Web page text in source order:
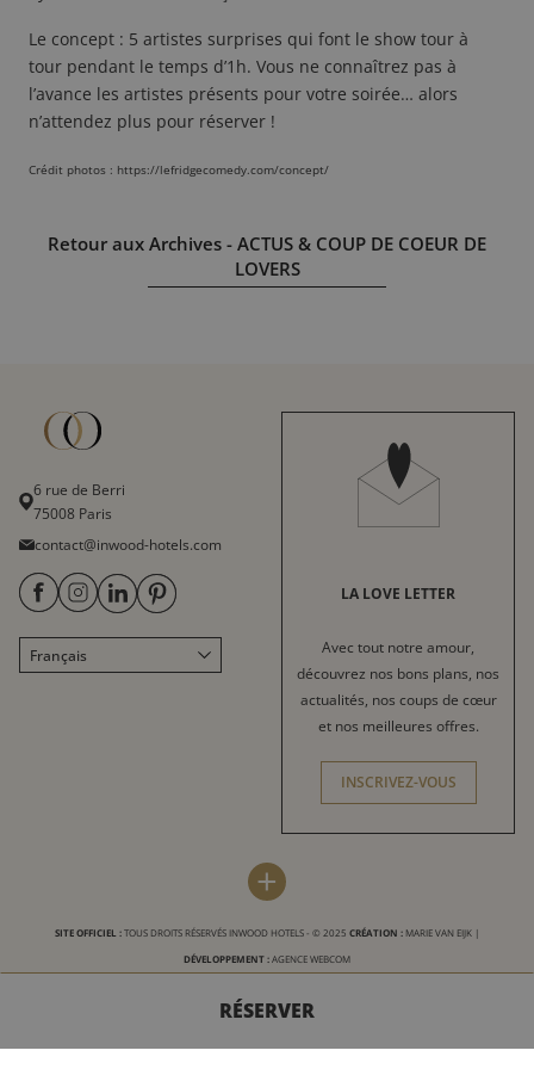
RÉSERVER
Le concept : 5 artistes surprises qui font le show tour à
tour pendant le temps d’1h. Vous ne connaîtrez pas à
l’avance les artistes présents pour votre soirée… alors
n’attendez plus pour réserver !
Crédit photos : https://lefridgecomedy.com/concept/
Retour aux Archives - ACTUS & COUP DE COEUR DE
LOVERS
6 rue de Berri
75008 Paris
contact@inwood-hotels.com
Français
English
Plan du site
Conditions générales de vente
Conditions générales d'utilisation
Vie privée
Paris
Bordeaux
Arcachon
Nice
Cap d'Antibes
LABELS & CERTIFICATIONS
LA LOVE LETTER
Avec tout notre amour,
découvrez nos bons plans, nos
actualités, nos coups de cœur
et nos meilleures offres.
INSCRIVEZ-VOUS
+
SITE OFFICIEL :TOUS DROITS RÉSERVÉS INWOOD HOTELS - © 2025 CRÉATION : MARIE VAN EIJK |
DÉVELOPPEMENT :AGENCE WEBCOM